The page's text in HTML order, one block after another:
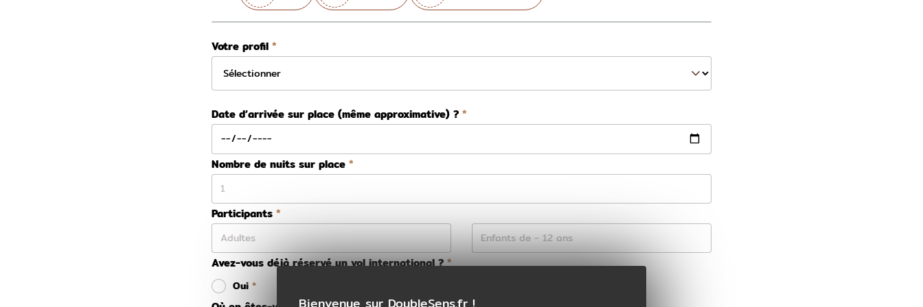
Votre profil
Date d’arrivée sur place (même approximative) ?
Nombre de nuits sur place
Participants
Avez-vous déjà réservé un vol international ?
Oui
Bienvenue sur DoubleSens.fr !